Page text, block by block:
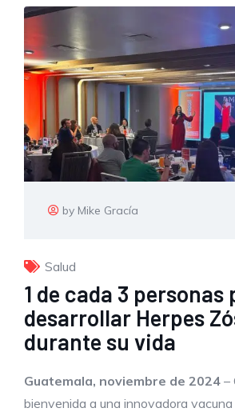
by Mike Gracía
Salud
1 de cada 3 personas
desarrollar Herpes
durante su vida
Guatemala, noviembre de 2024 –
bienvenida a una innovadora